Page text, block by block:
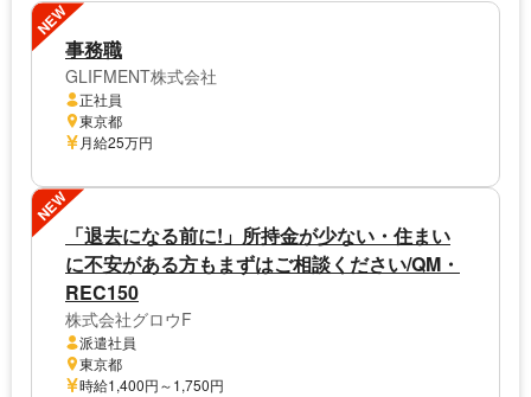
NEW
事務職
GLIFMENT株式会社
正社員
東京都
月給25万円
NEW
「退去になる前に!」所持金が少ない・住まい
に不安がある方もまずはご相談ください/QM・
REC150
株式会社グロウF
派遣社員
東京都
時給1,400円～1,750円